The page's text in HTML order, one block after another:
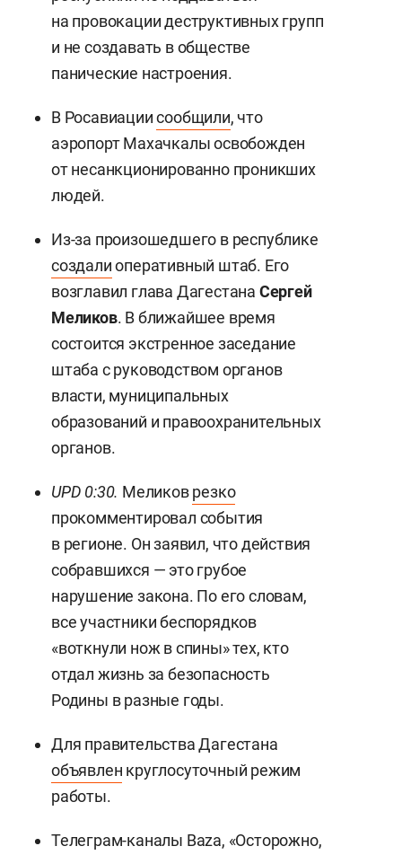
на провокации деструктивных групп
и не создавать в обществе
панические настроения.
В Росавиациисообщили, что
аэропорт Махачкалы освобожден
от несанкционированно проникших
людей.
Из-за произошедшего в республике
создалиоперативный штаб. Его
возглавил глава Дагестана Сергей
Меликов. В ближайшее время
состоится экстренное заседание
штаба с руководством органов
власти, муниципальных
образований и правоохранительных
органов.
UPD 0:30. Меликоврезко
прокомментировал события
в регионе. Он заявил, что действия
собравшихся — это грубое
нарушение закона. По его словам,
все участники беспорядков
«воткнули нож в спины» тех, кто
отдал жизнь за безопасность
Родины в разные годы.
Для правительства Дагестана
объявлен круглосуточный режим
работы.
Телеграм-каналы Baza, «Осторожно,